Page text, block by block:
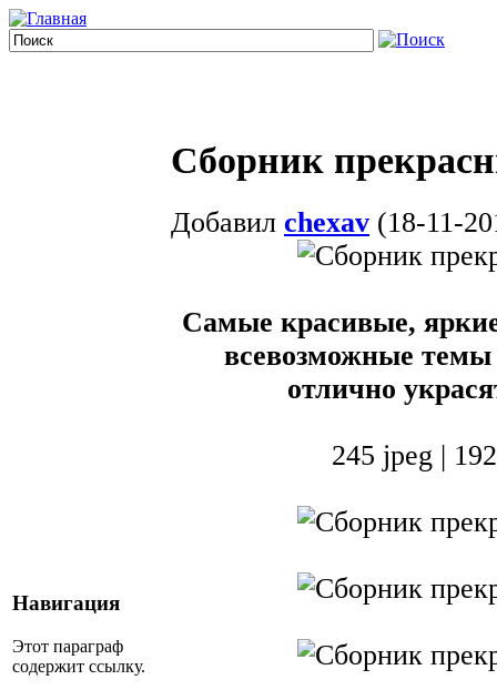
Навигация
Этот параграф
содержит ссылку.
Сборник
Добавил chexav (18-11-
Самые красивые,
всевозможные темы
отлично
245 jpeg |